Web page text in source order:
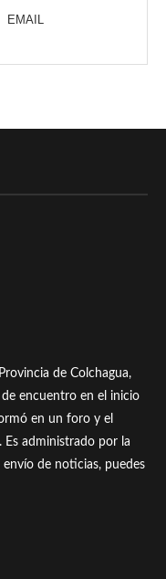
EMAIL
de Colchagua,
encuentro en el inicio
en un foro y el
administrado por la
de noticias, puedes